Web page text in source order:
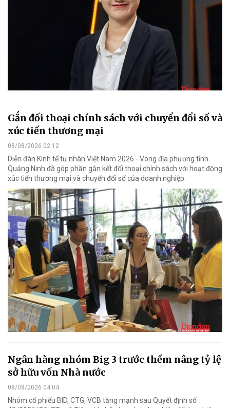
Gắn đối thoại chính sách với chuyển đổi số và
xúc tiến thương mại
08/08/2026 02:12
Diễn đàn Kinh tế tư nhân Việt Nam 2026 - Vòng địa phương tỉnh
Quảng Ninh đã góp phần gắn kết đối thoại chính sách với hoạt động
xúc tiến thương mại và chuyển đổi số của doanh nghiệp.
Ngân hàng nhóm Big 3 trước thềm nâng tỷ lệ
sở hữu vốn Nhà nước
08/08/2026 04:04
Nhóm cổ phiếu BID, CTG, VCB tăng mạnh sau Quyết định số